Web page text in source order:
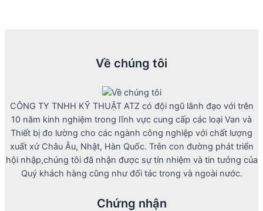
Về chúng tôi
CÔNG TY TNHH KỸ THUẬT ATZ có đội ngũ lãnh đạo với trên
10 năm kinh nghiệm trong lĩnh vực cung cấp các loại Van và
Thiết bị đo lường cho các ngành công nghiệp với chất lượng
xuất xứ Châu Âu, Nhật, Hàn Quốc. Trên con đường phát triển
hội nhập,chúng tôi đã nhận được sự tín nhiệm và tin tưởng của
Quý khách hàng cũng như đối tác trong và ngoài nước.
Chứng nhận